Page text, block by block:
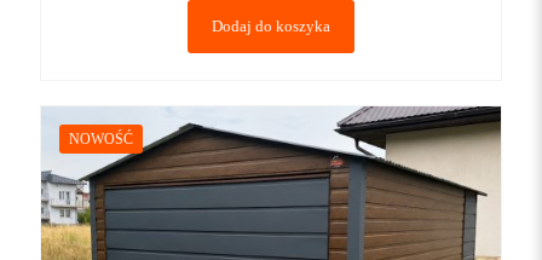
Dodaj do koszyka
NOWOŚĆ